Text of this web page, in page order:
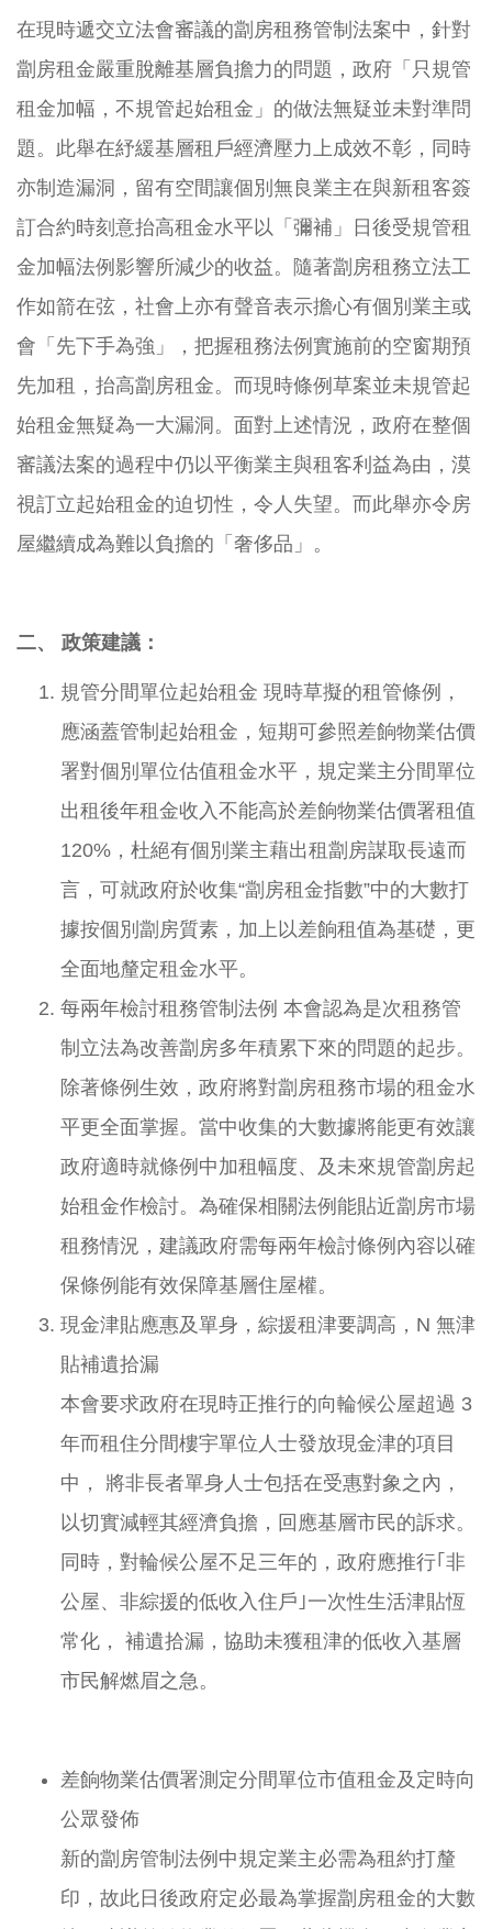
在現時遞交立法會審議的劏房租務管制法案中，針對
劏房租金嚴重脫離基層負擔力的問題，政府「只規管
租金加幅，不規管起始租金」的做法無疑並未對準問
題。此舉在紓緩基層租戶經濟壓力上成效不彰，同時
亦制造漏洞，留有空間讓個別無良業主在與新租客簽
訂合約時刻意抬高租金水平以「彌補」日後受規管租
金加幅法例影響所減少的收益。隨著劏房租務立法工
作如箭在弦，社會上亦有聲音表示擔心有個別業主或
會「先下手為強」，把握租務法例實施前的空窗期預
先加租，抬高劏房租金。而現時條例草案並未規管起
始租金無疑為一大漏洞。面對上述情況，政府在整個
審議法案的過程中仍以平衡業主與租客利益為由，漠
視訂立起始租金的迫切性，令人失望。而此舉亦令房
屋繼續成為難以負擔的「奢侈品」。
二、 政策建議：
規管分間單位起始租金 現時草擬的租管條例，
應涵蓋管制起始租金，短期可參照差餉物業估價
署對個別單位估值租金水平，規定業主分間單位
出租後年租金收入不能高於差餉物業估價署租值
120%，杜絕有個別業主藉出租劏房謀取長遠而
言，可就政府於收集“劏房租金指數”中的大數打
據按個別劏房質素，加上以差餉租值為基礎，更
全面地釐定租金水平。
每兩年檢討租務管制法例 本會認為是次租務管
制立法為改善劏房多年積累下來的問題的起步。
除著條例生效，政府將對劏房租務市場的租金水
平更全面掌握。當中收集的大數據將能更有效讓
政府適時就條例中加租幅度、及未來規管劏房起
始租金作檢討。為確保相關法例能貼近劏房市場
租務情況，建議政府需每兩年檢討條例內容以確
保條例能有效保障基層住屋權。
現金津貼應惠及單身，綜援租津要調高，N 無津
貼補遺拾漏
本會要求政府在現時正推行的向輪候公屋超過 3
年而租住分間樓宇單位人士發放現金津的項目
中， 將非長者單身人士包括在受惠對象之內，
以切實減輕其經濟負擔，回應基層市民的訴求。
同時，對輪候公屋不足三年的，政府應推行｢非
公屋、非綜援的低收入住戶｣一次性生活津貼恆
常化， 補遺拾漏，協助未獲租津的低收入基層
市民解燃眉之急。
差餉物業估價署測定分間單位市值租金及定時向
公眾發佈
新的劏房管制法例中規定業主必需為租約打釐
印，故此日後政府定必最為掌握劏房租金的大數